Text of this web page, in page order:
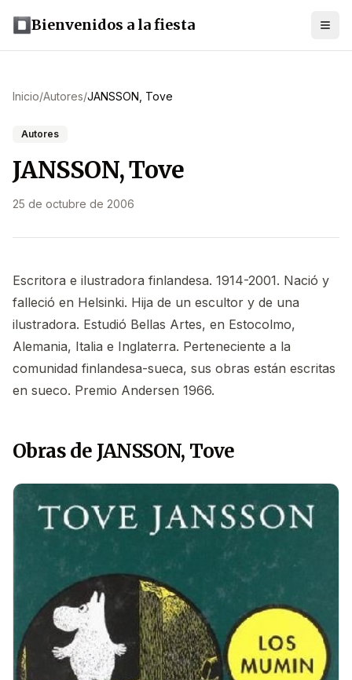
Bienvenidos a la fiesta
Inicio/Autores/JANSSON, Tove
Autores
JANSSON, Tove
25 de octubre de 2006
Escritora e ilustradora finlandesa. 1914-2001. Nació y
falleció en Helsinki. Hija de un escultor y de una
ilustradora. Estudió Bellas Artes, en Estocolmo,
Alemania, Italia e Inglaterra. Perteneciente a la
comunidad finlandesa-sueca, sus obras están escritas
en sueco. Premio Andersen 1966.
Obras de JANSSON, Tove